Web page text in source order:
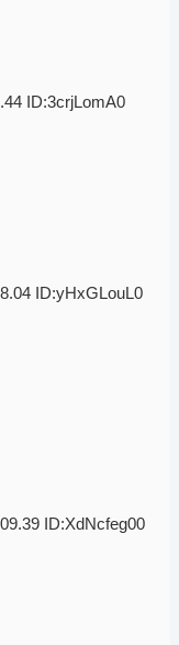
ID:3crjLomA0
ID:yHxGLouL0
ID:XdNcfeg00